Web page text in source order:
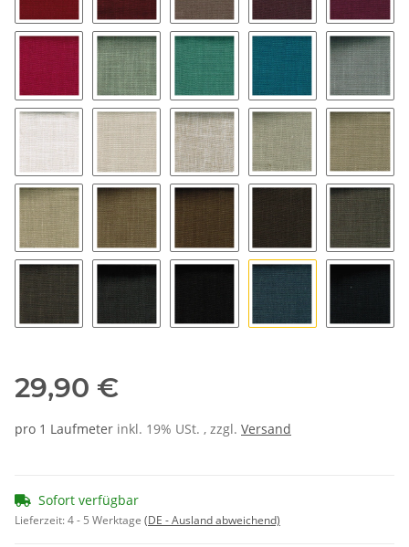
43 53 69 79 89
03 08 18 57 07
01 04 14 16 34
24 44 64 84 36
29,90 €
pro 1 Laufmeter inkl. 19% USt. , zzgl. Versand
Sofort verfügbar
Lieferzeit:4 - 5 Werktage (DE - Ausland abweichend)